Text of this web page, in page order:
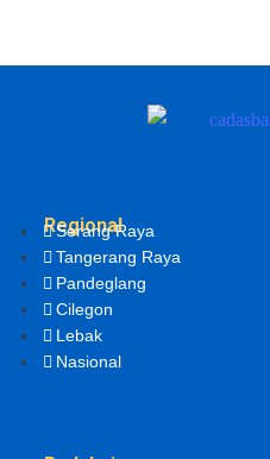
Regional
Serang Raya
Tangerang Raya
Pandeglang
Cilegon
Lebak
Nasional